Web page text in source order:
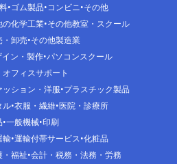
ゴム製品 コンビニ その他
の化学工業 その他教室・スクール
・卸売 その他製造業
イン・製作 パソコンスクール
オフィスサポート
ッション・洋服 プラスチック製品
ル 衣服・繊維 医院・診療所
一般機械 印刷
輸 運輸付帯サービス 化粧品
・福祉 会計・税務・法務・労務